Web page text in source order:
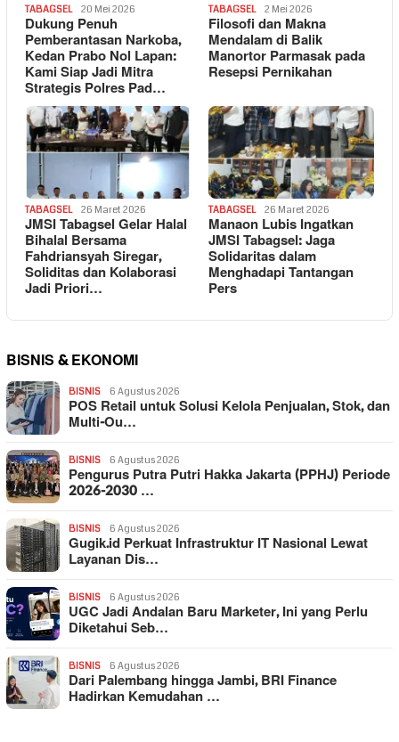
TABAGSEL 20 Mei 2026
Dukung Penuh
Pemberantasan Narkoba,
Kedan Prabo Nol Lapan:
Kami Siap Jadi Mitra
Strategis Polres Pad…
TABAGSEL 2 Mei 2026
Filosofi dan Makna
Mendalam di Balik
Manortor Parmasak pada
Resepsi Pernikahan
TABAGSEL 26 Maret 2026
JMSI Tabagsel Gelar Halal
Bihalal Bersama
Fahdriansyah Siregar,
Soliditas dan Kolaborasi
Jadi Priori…
TABAGSEL 26 Maret 2026
Manaon Lubis Ingatkan
JMSI Tabagsel: Jaga
Solidaritas dalam
Menghadapi Tantangan
Pers
BISNIS & EKONOMI
BISNIS 6 Agustus 2026
POS Retail untuk Solusi Kelola Penjualan, Stok, dan
Multi-Ou…
BISNIS 6 Agustus 2026
Pengurus Putra Putri Hakka Jakarta (PPHJ) Periode
2026-2030 …
BISNIS 6 Agustus 2026
Gugik.id Perkuat Infrastruktur IT Nasional Lewat
Layanan Dis…
BISNIS 6 Agustus 2026
UGC Jadi Andalan Baru Marketer, Ini yang Perlu
Diketahui Seb…
BISNIS 6 Agustus 2026
Dari Palembang hingga Jambi, BRI Finance
Hadirkan Kemudahan …